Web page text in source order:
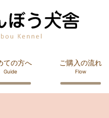
ての方へ
Guide
ご購入の流れ
Flow